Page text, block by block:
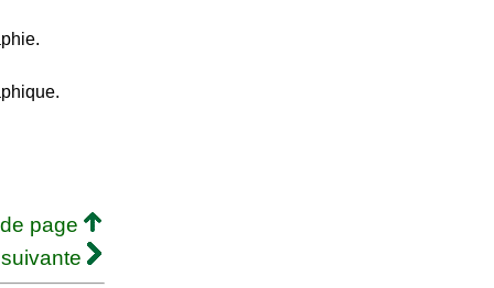
page